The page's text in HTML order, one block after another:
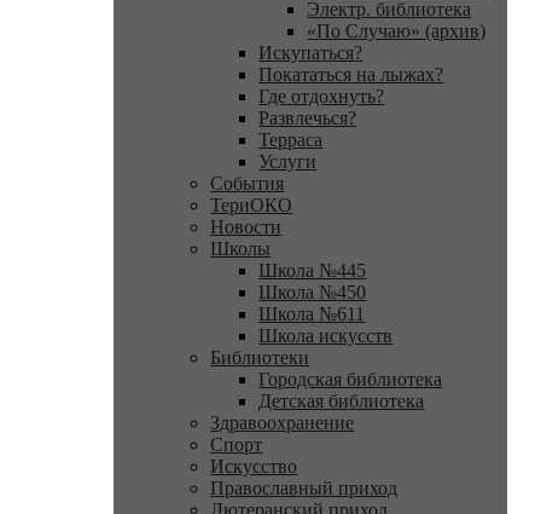
Электр. библиотека
«По Случаю» (архив)
Искупаться?
Покататься на лыжах?
Где отдохнуть?
Развлечься?
Терраса
Услуги
События
ТериОКО
Новости
Школы
Школа №445
Школа №450
Школа №611
Школа искусств
Библиотеки
Городская библиотека
Детская библиотека
Здравоохранение
Спорт
Искусство
Православный приход
Лютеранский приход